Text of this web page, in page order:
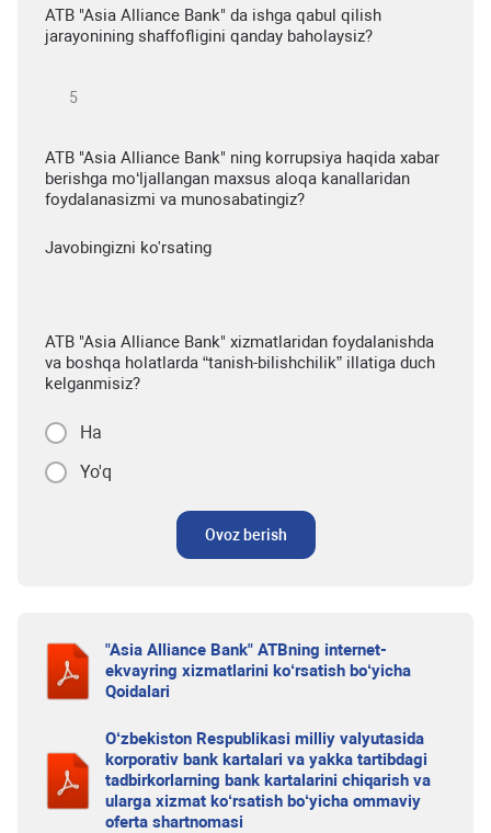
ATB "Asia Alliance Bank" da ishga qabul qilish
jarayonining shaffofligini qanday baholaysiz?
ATB "Asia Alliance Bank" ning korrupsiya haqida xabar
berishga mo‘ljallangan maxsus aloqa kanallaridan
foydalanasizmi va munosabatingiz?
Javobingizni ko'rsating
ATB "Asia Alliance Bank" xizmatlaridan foydalanishda
va boshqa holatlarda “tanish-bilishchilik” illatiga duch
kelganmisiz?
Ha
Yo'q
Ovoz berish
"Asia Alliance Bank" ATBning internet-
ekvayring xizmatlarini ko‘rsatish bo‘yicha
Qoidalari
O‘zbekiston Respublikasi milliy valyutasida
korporativ bank kartalari va yakka tartibdagi
tadbirkorlarning bank kartalarini chiqarish va
ularga xizmat ko‘rsatish bo‘yicha ommaviy
oferta shartnomasi